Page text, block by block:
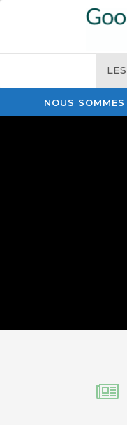
NOUS